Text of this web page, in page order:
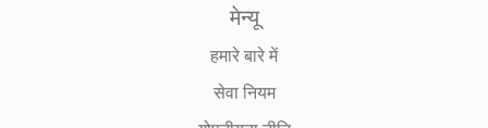
मेन्यू
हमारे बारे में
सेवा नियम